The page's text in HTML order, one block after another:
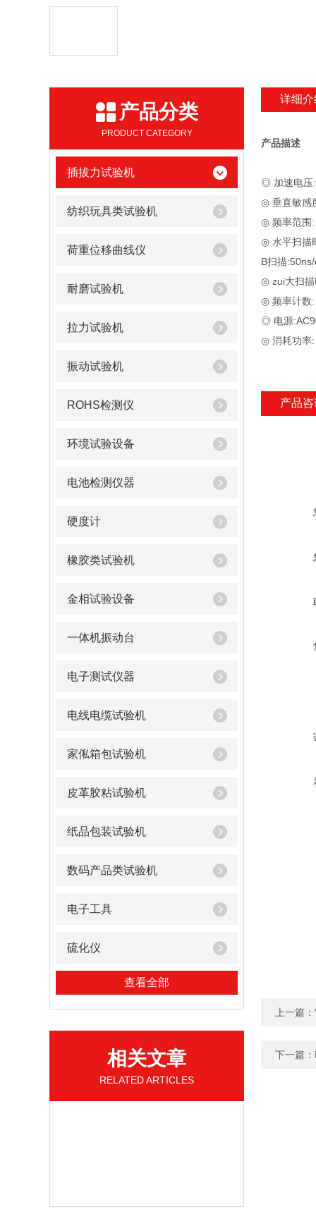
产品分类
PRODUCT CATEGORY
插拔力试验机
纺织玩具类试验机
荷重位移曲线仪
耐磨试验机
拉力试验机
振动试验机
ROHS检测仪
环境试验设备
电池检测仪器
硬度计
橡胶类试验机
金相试验设备
一体机振动台
电子测试仪器
电线电缆试验机
家俬箱包试验机
皮革胶粘试验机
纸品包装试验机
数码产品类试验机
电子工具
硫化仪
查看全部
相关文章
RELATED ARTICLES
详细介
产品描述
◎ 加速电压
◎ 垂直敏感
◎ 频率范围:
◎ 水平扫描
B扫描
◎ zui大扫
◎ 频率计数:
◎ 电源
◎ 消耗功率:
产品
上一篇：
下一篇：